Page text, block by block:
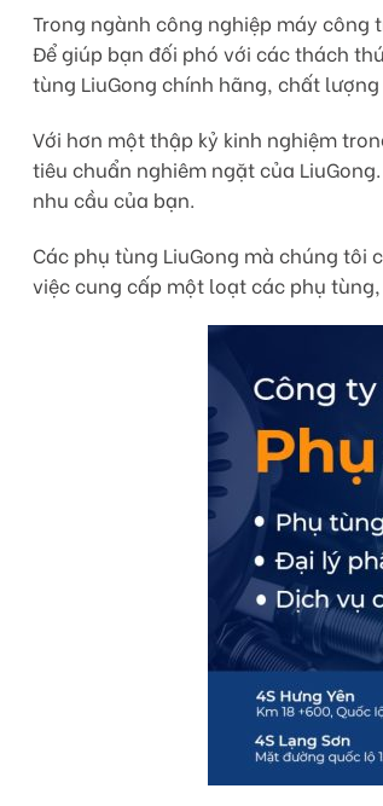
Trong ngành công nghiệp máy
Để giúp bạn đối phó với các thách
tùng LiuGong chính hãng, chất
Với hơn một thập kỷ kinh nghiệm
tiêu chuẩn nghiêm ngặt của
nhu cầu của bạn.
Các phụ tùng LiuGong mà chúng tôi
việc cung cấp một loạt các phụ